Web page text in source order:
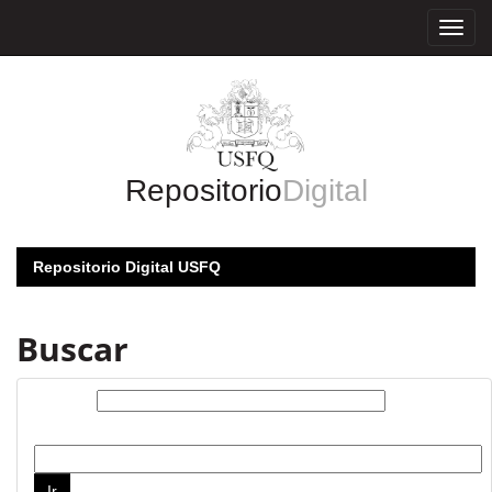
RepositorioDigital
Repositorio Digital USFQ
Buscar